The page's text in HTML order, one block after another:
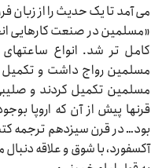
می‌‌‌ آمد تا یک حدیث را از زبان
«مسلمین در صنعت کارهایی
کامل‌‌‌ تر شد. انواع ساعتهای
مسلمین رواج داشت و
مسلمین تکمیل کردند و صلیبی‌‌‌
قرنها پیش از آن که اروپا
بود… در قرن سیزدهم ترجمه
آکسفورد، با شوق و علاقه